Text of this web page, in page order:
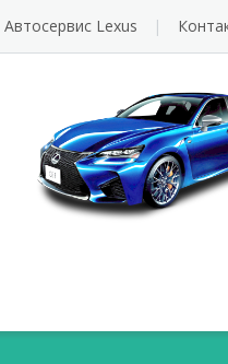
Автосервис Lexus